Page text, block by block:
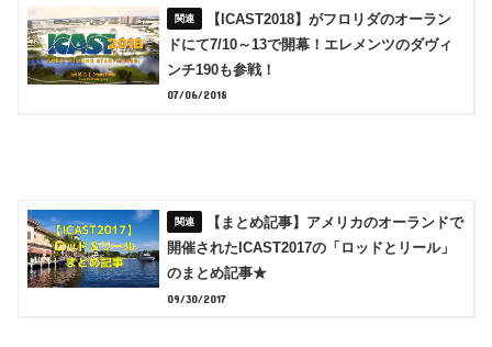
【ICAST2018】がフロリダのオーラン
ドにて7/10～13で開幕！エレメンツのダヴィ
ンチ190も参戦！
07/06/2018
【まとめ記事】アメリカのオーランドで
開催されたICAST2017の「ロッドとリール」
のまとめ記事★
09/30/2017